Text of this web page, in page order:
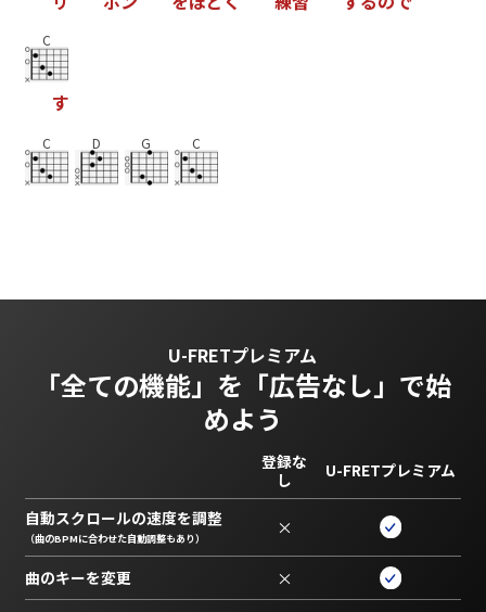
C
す
C D G C
U-FRETプレミアム
「全ての機能」を 「広告なし」で始
めよう
登録な
し
U-FRETプレミアム
自動スクロールの速度を調整
（曲のBPMに合わせた自動調整もあり） ×
曲のキーを変更 ×